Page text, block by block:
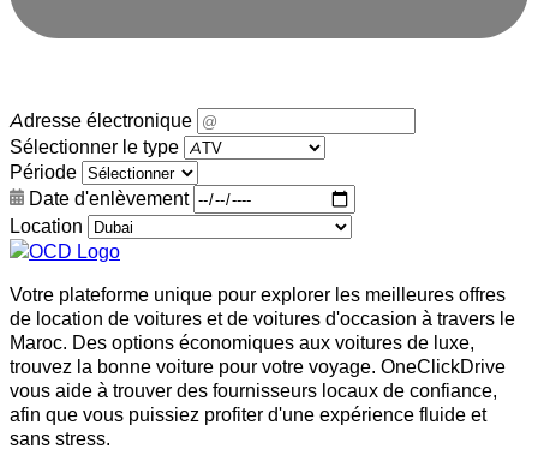
Adresse électronique
Sélectionner le type
Période
Date d'enlèvement
Location
Votre plateforme unique pour explorer les meilleures offres
de location de voitures et de voitures d'occasion à travers le
Maroc. Des options économiques aux voitures de luxe,
trouvez la bonne voiture pour votre voyage. OneClickDrive
vous aide à trouver des fournisseurs locaux de confiance,
afin que vous puissiez profiter d'une expérience fluide et
sans stress.